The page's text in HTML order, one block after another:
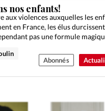
nos enfants!
aux violences auxquelles les
en France, les élus
pas une formule
Abonnés